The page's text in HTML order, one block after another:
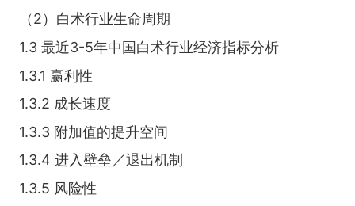
（2）白术行业生命周期
1.3 最近3-5年中国白术行业经济指标分析
1.3.1 赢利性
1.3.2 成长速度
1.3.3 附加值的提升空间
1.3.4 进入壁垒／退出机制
1.3.5 风险性